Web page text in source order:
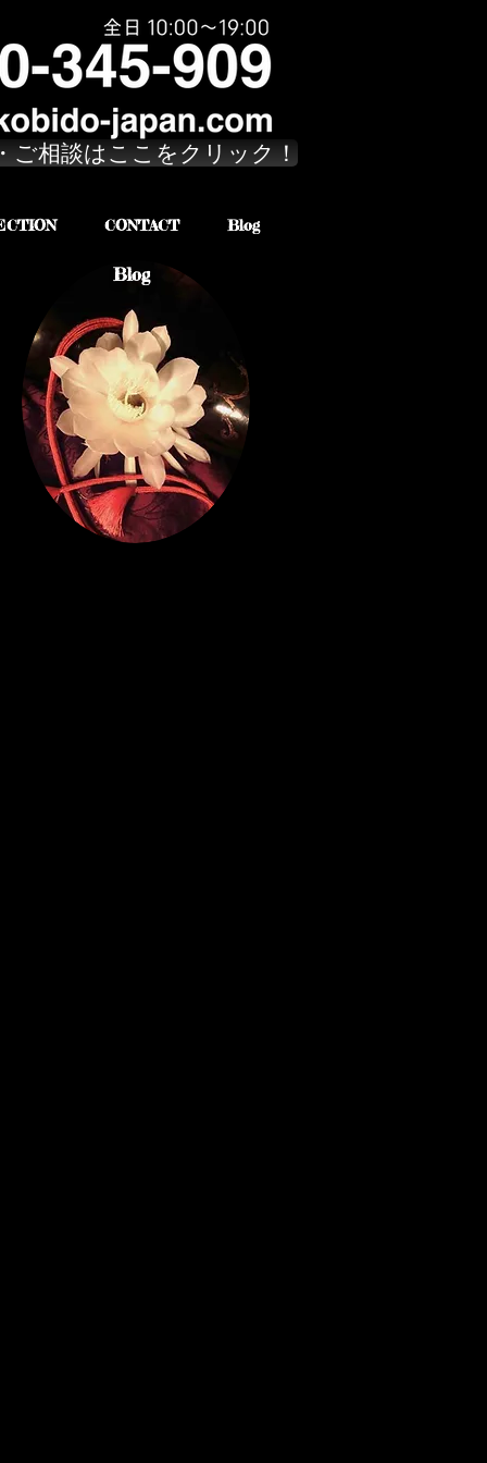
CONTACT Blog
ご相談はここをクリック！
Blog